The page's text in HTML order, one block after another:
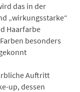
das in der
„wirkungsstarke“
Haarfarbe
besonders
Auftritt
up, dessen